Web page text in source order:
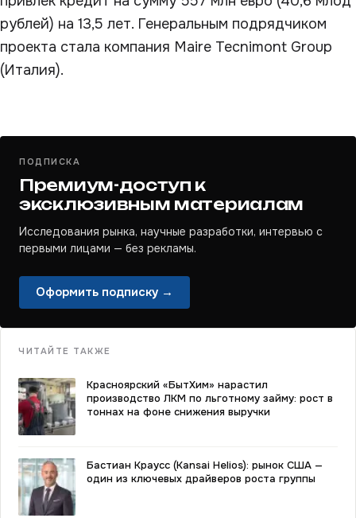
рублей) на 13,5 лет. Генеральным подрядчиком
проекта стала компания Maire Tecnimont Group
(Италия).
ПОДПИСКА
Премиум-доступ к
эксклюзивным материалам
Исследования рынка, научные разработки, интервью с
первыми лицами — без рекламы.
Оформить подписку →
ЧИТАЙТЕ ТАКЖЕ
Красноярский «БытХим» нарастил
производство ЛКМ по льготному займу: рост в
тоннах на фоне снижения выручки
Бастиан Краусс (Kansai Helios): рынок США —
один из ключевых драйверов роста группы